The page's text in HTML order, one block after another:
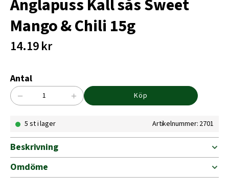
Änglapuss Kall sås Sweet
Mango & Chili 15g
14.19kr
Antal
Änglapuss
sås
Mango
Chili
15g
− + Köp
5 st i lager Artikelnummer: 2701
Beskrivning
Omdöme